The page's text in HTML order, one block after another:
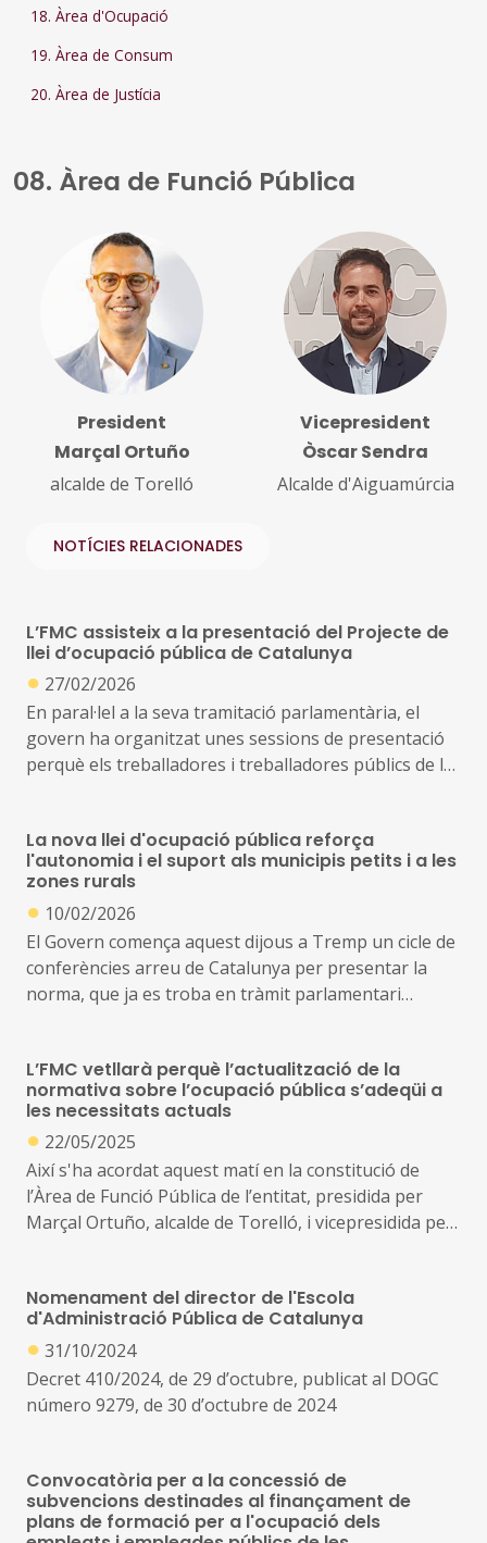
18. Àrea d'Ocupació
19. Àrea de Consum
20. Àrea de Justícia
08. Àrea de Funció Pública
President
Marçal Ortuño
alcalde de Torelló
Vicepresident
Òscar Sendra
Alcalde d'Aiguamúrcia
NOTÍCIES RELACIONADES
L’FMC assisteix a la presentació del Projecte de
llei d’ocupació pública de Catalunya
● 27/02/2026
En paral·lel a la seva tramitació parlamentària, el
govern ha organitzat unes sessions de presentació
perquè els treballadores i treballadores públics de la
contingut de la llei en un moment clau per al sistema
d’ocupació pública del país
Marçal Ortuño, president de l’Àrea de Funció Pública
de la Federació de Municipis de Catalunya i alcalde de
Torelló, va assistir ahir a aquest acte, que va tenir
lloc a l’Escola d’Administració Pública de Catalunya
La nova llei d'ocupació pública reforça
l'autonomia i el suport als municipis petits i a les
zones rurals
● 10/02/2026
El Govern comença aquest dijous a Tremp un cicle de
conferències arreu de Catalunya per presentar la
norma, que ja es troba en tràmit parlamentari
i incentius per garantir la cobertura de llocs de difícil
provisió al món local
L’FMC vetllarà perquè l’actualització de la
normativa sobre l’ocupació pública s’adeqüi a
les necessitats actuals
● 22/05/2025
Així s'ha acordat aquest matí en la constitució de
l’Àrea de Funció Pública de l’entitat, presidida per
Marçal Ortuño, alcalde de Torelló, i vicepresidida per
En el marc d’aquesta reunió s’ha debatut i aprovat el
Pla de Treball de l’àrea, que ha de servir de full de
ruta dels propers anys
Nomenament del director de l'Escola
d'Administració Pública de Catalunya
● 31/10/2024
Decret 410/2024, de 29 d’octubre, publicat al DOGC
número 9279, de 30 d’octubre de 2024
Convocatòria per a la concessió de
subvencions destinades al finançament de
plans de formació per a l'ocupació dels